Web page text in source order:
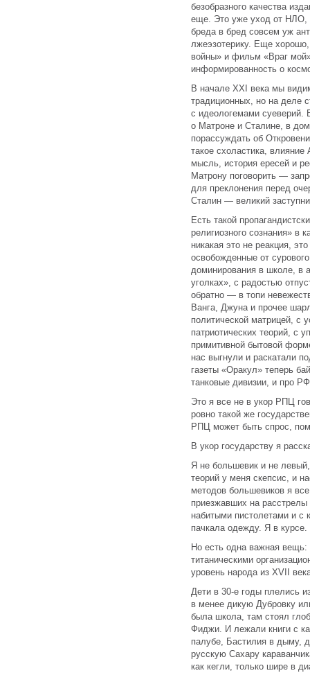
безобразного качества
еще. Это уже уход от НЛО,
бреда в бред совсем уж
лжеэзотерику. Еще
войны» и фильм «Враг
информированность о
В начале XXI века мы
традиционных, но на деле
с идеологемами суеверий.
о Матроне и Сталине, в
порассуждать об
такое схоластика,
мысль, история ересей и
Матрону поговорить —
для преклонения перед
Сталин — великий
Есть такой
религиозного сознания» в
никакая это не реакция,
освобожденные от
доминирования в школе, в
уголках», с радостью
обратно — в топи
Ванга, Джуна и прочее
политической матрицей, с
патриотических теорий, с
примитивной бытовой
нас выгнули и раскатали
газеты «Оракул» теперь
танковые дивизии, и про
Это я все не в укор РПЦ
ровно такой же
РПЦ может быть спрос,
В укор государству я
Я не большевик и не
теорий у меня скепсис, и
методов большевиков я
приезжавших на
набитыми пистолетами и с
пачкала одежду. Я в курсе.
Но есть одна важная вещь:
титаническими
уровень народа из XVII
Дети в 30-е годы плелись
в менее дикую Дубровку
была школа, там стоял
Фиджи. И лежали книги с
палубе, Бастилия в дыму,
русскую Сахару
как кегли, только шире в